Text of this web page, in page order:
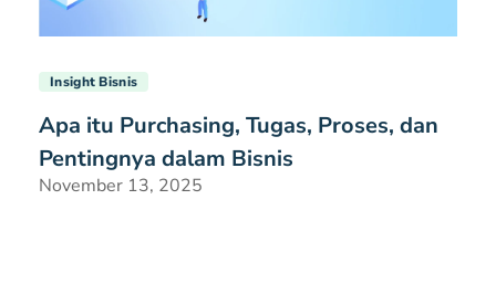
Insight Bisnis
Apa itu Purchasing, Tugas, Proses, dan
Pentingnya dalam Bisnis
November 13, 2025